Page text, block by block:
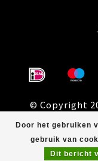
Door het gebruiken
gebruik van
Dit bericht
© Copyright